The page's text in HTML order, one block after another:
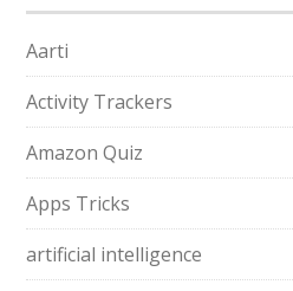
Aarti
Activity Trackers
Amazon Quiz
Apps Tricks
artificial intelligence